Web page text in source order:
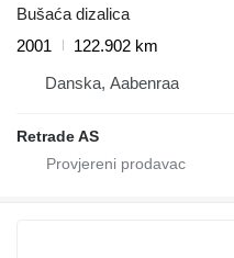
Bušaća dizalica
2001
122.902 km
Danska, Aabenraa
Retrade AS